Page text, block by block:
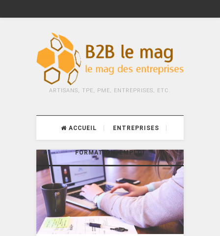
ARTISANS, TPE, PME, ENTREPRISES, ETC.
ACCUEIL ENTREPRISES
FORMATION, EMPLOI